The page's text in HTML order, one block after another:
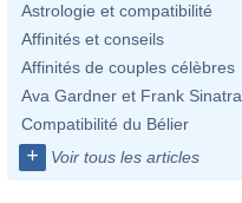
Astrologie et compatibilité
Affinités et conseils
Affinités de couples célèbres
Ava Gardner et Frank Sinatra
Compatibilité du Bélier
+ Voir tous les articles